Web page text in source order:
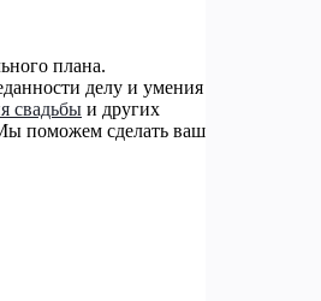
плана.
делу и умения
свадьбы и других
поможем сделать ваш